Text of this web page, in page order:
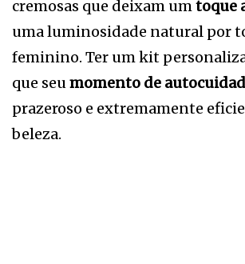
cremosas que deixam um toque
uma luminosidade natural por
feminino. Ter um kit
que seu momento de
prazeroso e extremamente
beleza.